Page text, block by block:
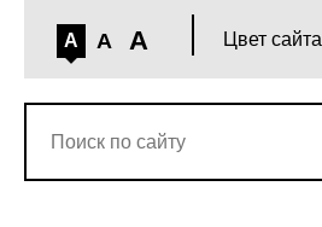
A A A Цвет сайта